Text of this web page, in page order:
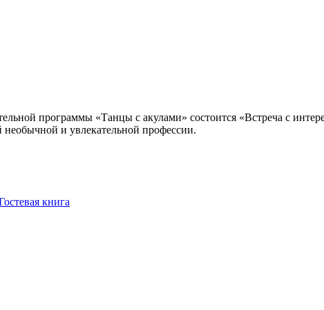
программы «Танцы с акулами» состоится «Встреча с
и увлекательной профессии.
книга